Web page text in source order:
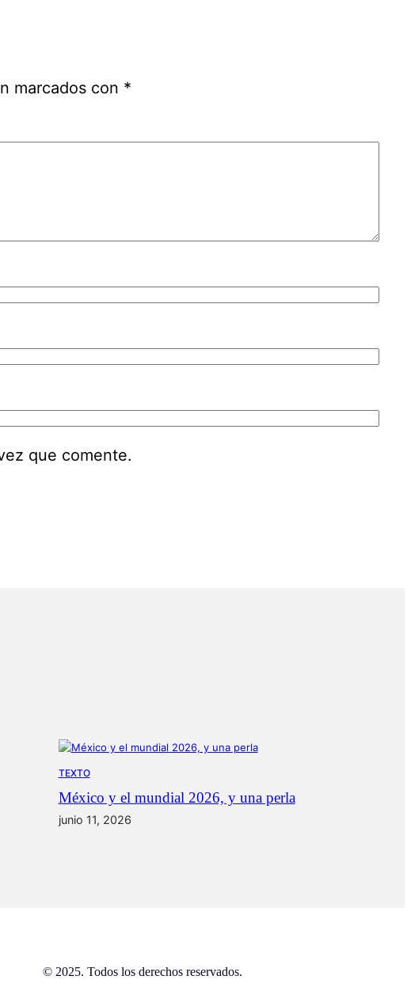
marcados con *
que comente.
TEXTO
México y el mundial 2026, y una perla
junio 11, 2026
© 2025. Todos los derechos reservados.